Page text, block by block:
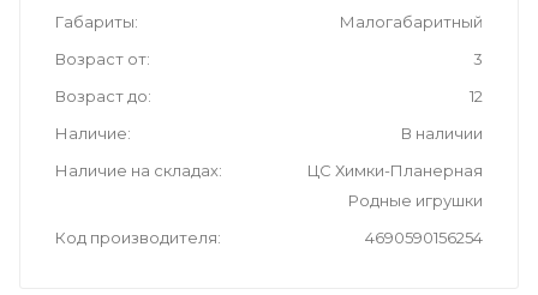
Габариты
Малогабаритный
Возраст от
3
Возраст до
12
Наличие
В наличии
Наличие на складах
ЦС Химки-Планерная
Родные игрушки
Код производителя
4690590156254